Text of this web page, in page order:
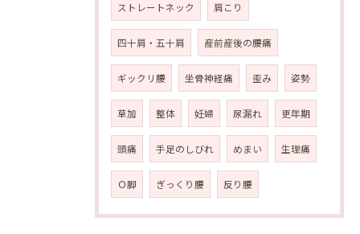
ストレートネック 肩こり
四十肩・五十肩 産前産後の腰痛
ギックリ腰 坐骨神経痛 歪み 姿勢
草加 整体 妊婦 尿漏れ 更年期
頭痛 手足のしびれ めまい 生理痛
Ｏ脚 ぎっくり腰 反り腰